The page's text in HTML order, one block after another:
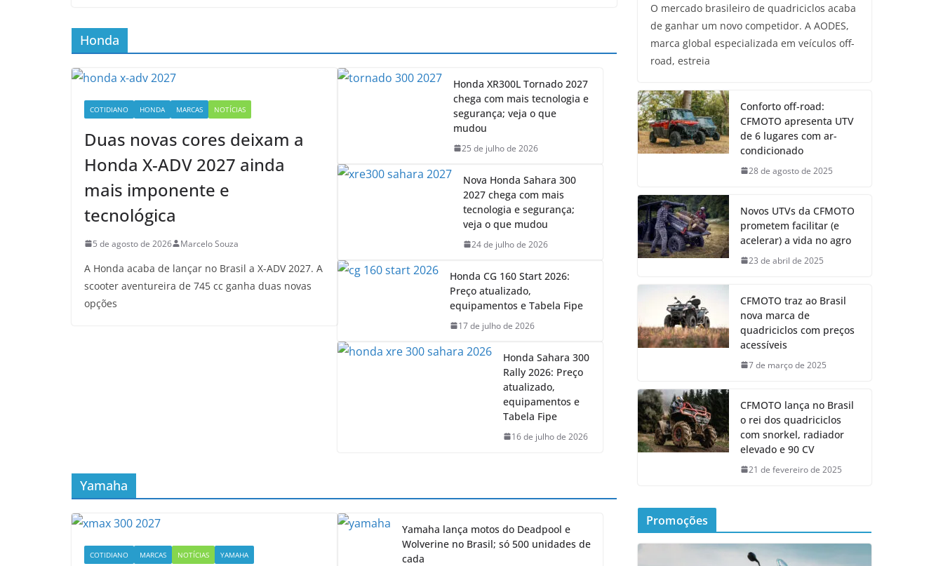
Honda
COTIDIANO HONDA MARCAS NOTÍCIAS
Duas novas cores deixam a
Honda X-ADV 2027 ainda
mais imponente e
tecnológica
5 de agosto de 2026 Marcelo Souza
A Honda acaba de lançar no Brasil a X-ADV 2027. A
scooter aventureira de 745 cc ganha duas novas
opções
Honda XR300L Tornado 2027
chega com mais tecnologia e
segurança; veja o que
mudou
25 de julho de 2026
Nova Honda Sahara 300
2027 chega com mais
tecnologia e segurança;
veja o que mudou
24 de julho de 2026
Honda CG 160 Start 2026:
Preço atualizado,
equipamentos e Tabela Fipe
17 de julho de 2026
Honda Sahara 300
Rally 2026: Preço
atualizado,
equipamentos e
Tabela Fipe
16 de julho de 2026
Yamaha
COTIDIANO MARCAS NOTÍCIAS YAMAHA
Yamaha lança motos do Deadpool e
Wolverine no Brasil; só 500 unidades de
cada
O mercado brasileiro de quadriciclos acaba
de ganhar um novo competidor. A AODES,
marca global especializada em veículos off-
road, estreia
Conforto off-road:
CFMOTO apresenta UTV
de 6 lugares com ar-
condicionado
28 de agosto de 2025
Novos UTVs da CFMOTO
prometem facilitar (e
acelerar) a vida no agro
23 de abril de 2025
CFMOTO traz ao Brasil
nova marca de
quadriciclos com preços
acessíveis
7 de março de 2025
CFMOTO lança no Brasil
o rei dos quadriciclos
com snorkel, radiador
elevado e 90 CV
21 de fevereiro de 2025
Promoções